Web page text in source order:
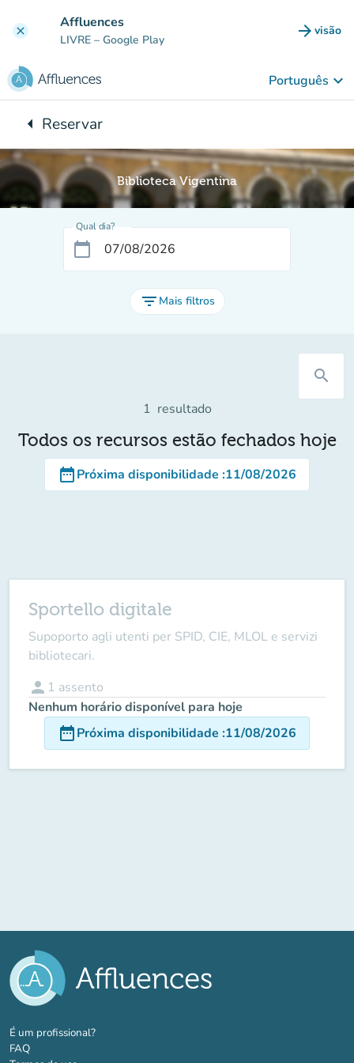
clear Affluences
LIVRE – Google Play arrow_forward visão
(novo
Português keyboard_arrow_down
arrow_leftVoltar para:
Reservar
Biblioteca Vigentina
Qual dia?
calendar_today
filter_list Mais filtros
search
1 resultado
Todos os recursos estão fechados hoje
date_rangePróxima disponibilidade :11/08/2026
Sportello digitale
Supoporto agli utenti per SPID, CIE, MLOL e servizi
bibliotecari.
person 1 assento
Nenhum horário disponível para hoje
date_rangePróxima disponibilidade :11/08/2026
É um profissional?(novo separador)
FAQ